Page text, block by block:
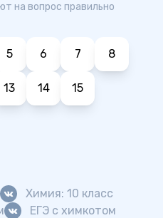
на вопрос правильно
5 6 7 8
13 14 15
Химия: 10 класс
ЕГЭ с химкотом